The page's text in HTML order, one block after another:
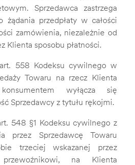
Sprzedawca zastrzega
żądania przedpłaty w całości
zamówienia, niezależnie od
Klienta sposobu płatności.
558 Kodeksu cywilnego w
Towaru na rzecz Klienta
wyłącza się
Sprzedawcy z tytułu rękojmi.
548 §1 Kodeksu cywilnego z
przez Sprzedawcę Towaru
trzeciej wskazanej przez
na Klienta